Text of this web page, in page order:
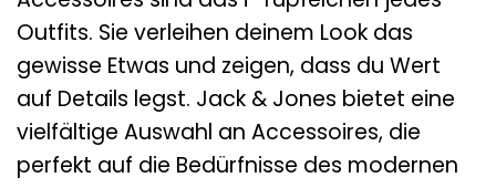
Outfits. Sie verleihen deinem Look das
gewisse Etwas und zeigen, dass du Wert
auf Details legst. Jack & Jones bietet eine
vielfältige Auswahl an Accessoires, die
perfekt auf die Bedürfnisse des modernen